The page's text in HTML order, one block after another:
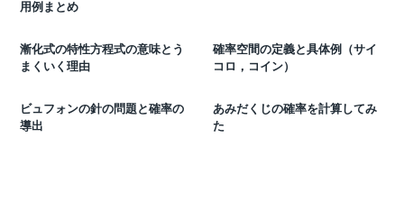
用例まとめ
漸化式の特性方程式の意味とう
まくいく理由
確率空間の定義と具体例（サイ
コロ，コイン）
ビュフォンの針の問題と確率の
導出
あみだくじの確率を計算してみ
た